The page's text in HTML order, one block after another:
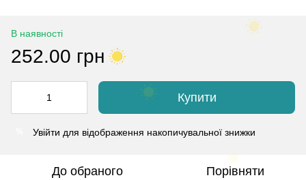
В наявності
252.00 грн
Купити
Увійти для відображення накопичувальної знижки
До обраного Порівняти